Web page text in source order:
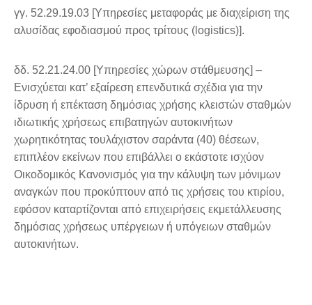
γγ. 52.29.19.03 [Υπηρεσίες μεταφοράς με διαχείριση της
αλυσίδας εφοδιασμού προς τρίτους (logistics)].
δδ. 52.21.24.00 [Υπηρεσίες χώρων στάθμευσης] –
Ενισχύεται κατ’ εξαίρεση επενδυτικά σχέδια για την
ίδρυση ή επέκταση δημόσιας χρήσης κλειστών σταθμών
ιδιωτικής χρήσεως επιβατηγών αυτοκινήτων
χωρητικότητας τουλάχιστον σαράντα (40) θέσεων,
επιπλέον εκείνων που επιβάλλει ο εκάστοτε ισχύον
Οικοδομικός Κανονισμός για την κάλυψη των μόνιμων
αναγκών που προκύπτουν από τις χρήσεις του κτιρίου,
εφόσον καταρτίζονται από επιχειρήσεις εκμετάλλευσης
δημόσιας χρήσεως υπέργειων ή υπόγειων σταθμών
αυτοκινήτων.